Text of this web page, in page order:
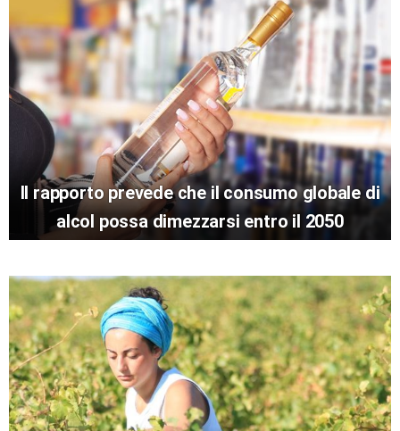
Il rapporto prevede che il consumo globale di
alcol possa dimezzarsi entro il 2050